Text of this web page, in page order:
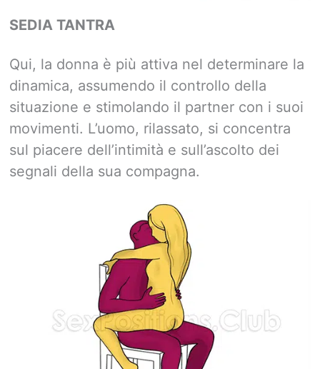
SEDIA TANTRA
Qui, la donna è più attiva nel determinare la
dinamica, assumendo il controllo della
situazione e stimolando il partner con i suoi
movimenti. L’uomo, rilassato, si concentra
sul piacere dell’intimità e sull’ascolto dei
segnali della sua compagna.